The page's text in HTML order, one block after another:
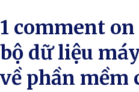
1 comment on
bộ dữ liệu
về phần mềm